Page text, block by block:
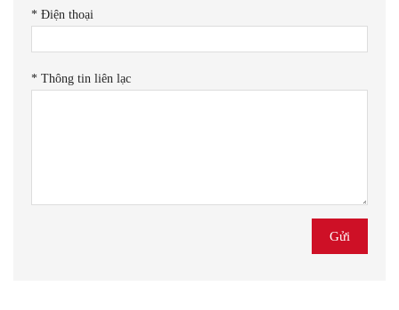
* Điện thoại
* Thông tin liên lạc